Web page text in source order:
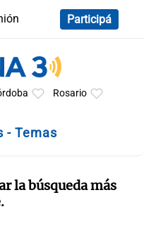
Participá
Rosario
- Temas
la búsqueda más